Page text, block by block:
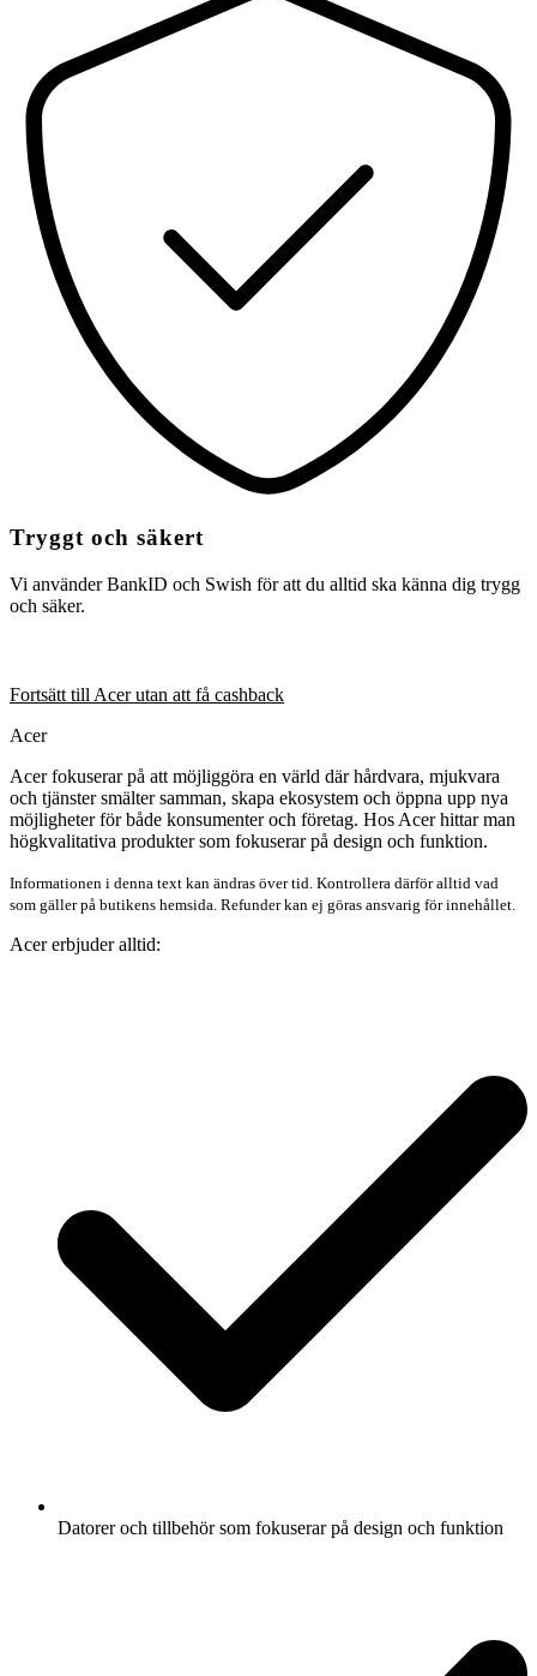
Tryggt och säkert
Vi använder BankID och Swish för att du alltid ska känna dig trygg
och säker.
Fortsätt till Acer utan att få cashback
Acer
Acer fokuserar på att möjliggöra en värld där hårdvara, mjukvara
och tjänster smälter samman, skapa ekosystem och öppna upp nya
möjligheter för både konsumenter och företag. Hos Acer hittar man
högkvalitativa produkter som fokuserar på design och funktion.
Informationen i denna text kan ändras över tid. Kontrollera därför alltid vad
som gäller på butikens hemsida. Refunder kan ej göras ansvarig för innehållet.
Acer erbjuder alltid:
Datorer och tillbehör som fokuserar på design och funktion